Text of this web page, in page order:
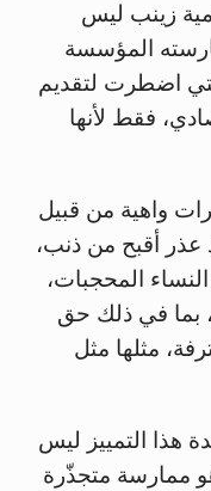
زينب ليس
المؤسسة
اضطرت لتقديم
فقط لأنها
واهية من قبيل
عذر أقبح من ذنب،
المحجبات،
بما في ذلك حق
مثلها مثل
هذا التمييز ليس
ممارسة متجذّرة